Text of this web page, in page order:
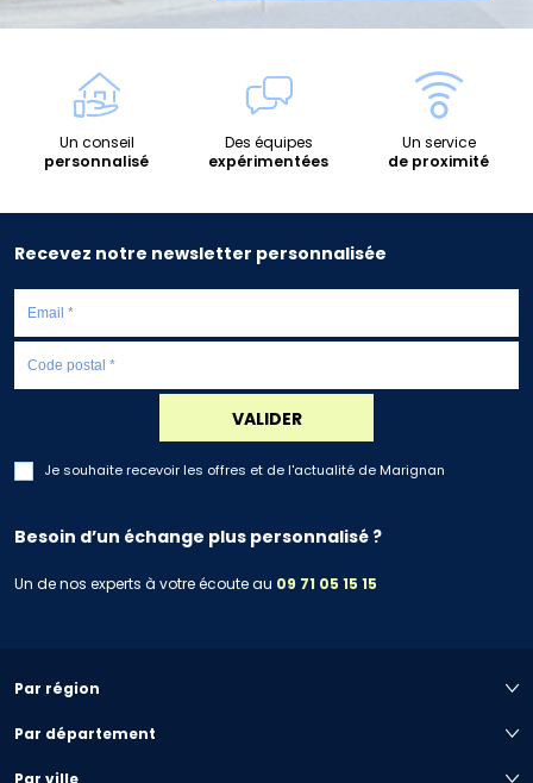
Un conseil
personnalisé
Des équipes
expérimentées
Un service
de proximité
Recevez notre newsletter personnalisée
VALIDER
Je souhaite recevoir les offres et de l'actualité de Marignan
Besoin d’un échange plus personnalisé ?
Un de nos experts à votre écoute au 09 71 05 15 15
Par région
Par département
Par ville